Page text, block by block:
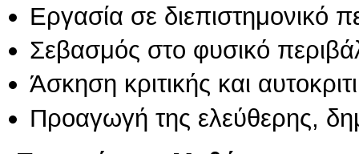
Εργασία σε διεπιστημονικό
Σεβασμός στο φυσικό
Άσκηση κριτικής και
Προαγωγή της ελεύθερης,